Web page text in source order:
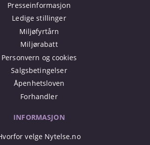
Presseinformasjon
Ledige stillinger
Miljøfyrtårn
Miljørabatt
Personvern og cookies
Salgsbetingelser
Åpenhetsloven
Forhandler
INFORMASJON
velge Nytelse.no